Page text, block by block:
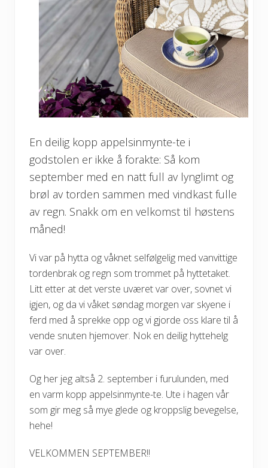
En deilig kopp appelsinmynte-te i
godstolen er ikke å forakte: Så kom
september med en natt full av lynglimt og
brøl av torden sammen med vindkast fulle
av regn. Snakk om en velkomst til høstens
måned!
Vi var på hytta og våknet selfølgelig med vanvittige
tordenbrak og regn som trommet på hyttetaket.
Litt etter at det verste uværet var over, sovnet vi
igjen, og da vi våket søndag morgen var skyene i
ferd med å sprekke opp og vi gjorde oss klare til å
vende snuten hjemover. Nok en deilig hyttehelg
var over.
Og her jeg altså 2. september i furulunden, med
en varm kopp appelsinmynte-te. Ute i hagen vår
som gir meg så mye glede og kroppslig bevegelse,
hehe!
VELKOMMEN SEPTEMBER!!